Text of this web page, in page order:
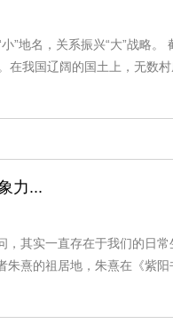
”地名，关系振兴“大”战略
我国辽阔的国土上，无数村
力...
其实一直存在于我们的日
的祖居地，朱熹在《紫阳